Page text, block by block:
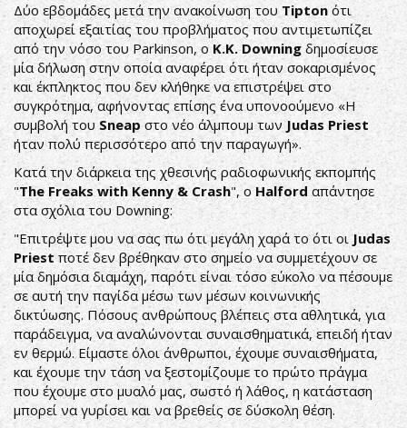
Δύο εβδομάδες μετά την ανακοίνωση του Tipton ότι
αποχωρεί εξαιτίας του προβλήματος που αντιμετωπίζει
από την νόσο του Parkinson, ο K.K.Downing δημοσίευσε
μία δήλωση στην οποία αναφέρει ότι ήταν σοκαρισμένος
και έκπληκτος που δεν κλήθηκε να επιστρέψει στο
συγκρότημα, αφήνοντας επίσης ένα υπονοούμενο «Η
συμβολή τουSneapστο νέο άλμπουμ τωνJudas Priest
ήταν πολύ περισσότερο από την παραγωγή».
Κατά την διάρκεια της χθεσινής ραδιοφωνικής εκπομπής
"The Freakswith Kenny & Crash", οHalfordαπάντησε
στα σχόλια του Downing:
"Επιτρέψτε μου να σας πω ότι μεγάλη χαρά το ότι οιJudas
Priestποτέ δεν βρέθηκαν στο σημείο να συμμετέχουν σε
μία δημόσια διαμάχη, παρότι είναι τόσο εύκολο να πέσουμε
σε αυτή την παγίδα μέσω των μέσων κοινωνικής
δικτύωσης. Πόσους ανθρώπους βλέπεις στα αθλητικά, για
παράδειγμα, να αναλώνονται συναισθηματικά, επειδή ήταν
εν θερμώ. Είμαστε όλοι άνθρωποι, έχουμε συναισθήματα,
και έχουμε την τάση να ξεστομίζουμε το πρώτο πράγμα
που έχουμε στο μυαλό μας, σωστό ή λάθος, η κατάσταση
μπορεί να γυρίσει και να βρεθείς σε δύσκολη θέση.